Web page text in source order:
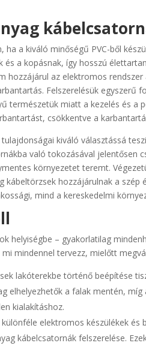
a kiváló minőségű PVC-ből
és a kopásnak, így hosszú
hozzájárul az elektromos
Felszerelésük egyszerű
természetük miatt a kezelés és a
csökkentve a
tulajdonságai kiváló választássá
való tokozásával jelentősen
környezetet teremt.
kábeltörzsek hozzájárulnak a szép
mind a kereskedelmi
helyiségbe – gyakorlatilag
mindennel tervezz, mielőtt
lakóterekbe történő beépítése
elhelyezhetők a falak mentén,
kialakításhoz.
elektromos készülékek és
kábelcsatornák felszerelése.